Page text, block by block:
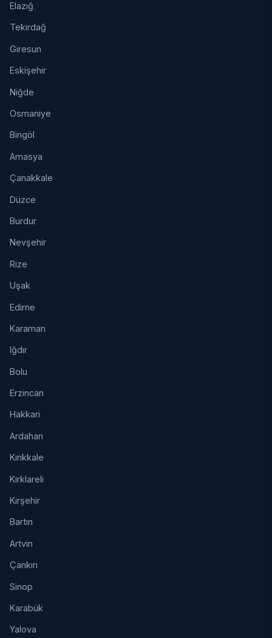
Elazığ
Tekirdağ
Giresun
Eskişehir
Niğde
Osmaniye
Bingöl
Amasya
Çanakkale
Düzce
Burdur
Nevşehir
Rize
Uşak
Edirne
Karaman
Iğdır
Bolu
Erzincan
Hakkari
Ardahan
Kırıkkale
Kırklareli
Kırşehir
Bartın
Artvin
Çankırı
Sinop
Karabük
Yalova